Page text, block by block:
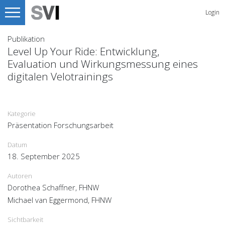
Login
Publikation
Level Up Your Ride: Entwicklung,
Evaluation und Wirkungsmessung eines
digitalen Velotrainings
Kategorie
Präsentation Forschungsarbeit
Datum
18. September 2025
Autoren
Dorothea Schaffner, FHNW
Michael van Eggermond, FHNW
Sichtbarkeit